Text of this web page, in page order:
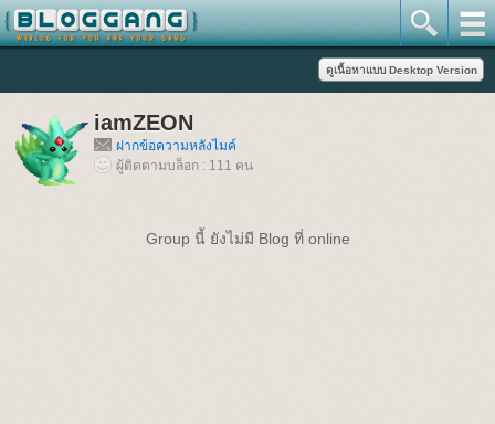
iamZEON
ฝากข้อความหลังไมค์
ผู้ติดตามบล็อก : 111 คน
Group นี้ ยังไม่มี Blog ที่ online